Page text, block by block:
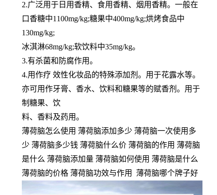
2.广泛用于日用香精、食用香精、烟用香精。一般在
口香糖中1100mg/kg;糖果中400mg/kg;烘烤食品中
130mg/kg;
冰淇淋68mg/kg;软饮料中35mg/kg。
3.有杀菌和防腐作用。
4.用作疗 效性化妆品的特殊添加剂。用于花露水等。
亦可用作牙膏、香水、饮料和糖果等的赋香剂。用于
制糖果、饮
料、香料及药用。
薄荷脑怎么使用 薄荷脑添加多少 薄荷脑一次使用多
少 薄荷脑多少钱 薄荷脑什么价 薄荷脑的作用 薄荷脑
是什么 薄荷脑添加量 薄荷脑如何使用 薄荷脑是什么
薄荷脑的价格 薄荷脑功效与作用 薄荷脑哪个牌子好